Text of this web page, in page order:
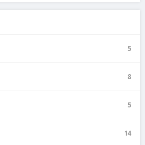
5
8
5
14